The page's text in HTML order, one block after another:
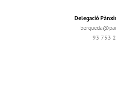
Delegació
93 753